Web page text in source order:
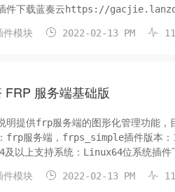
件下载蓝奏云https://
件模块  2022-02-13 PM 
FRP 服务端基础版
明提供frp服务端的图形化管理功能，
frp服务端，frps_simple插件版本
以上支持系统：Linux64位系统插件
件模块  2022-02-13 PM 